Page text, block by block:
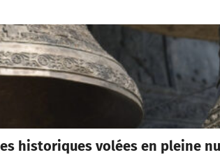
historiques volées en pleine